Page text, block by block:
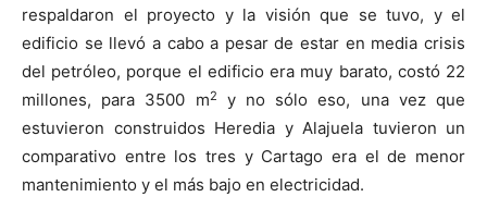
respaldaron el proyecto y la visión que se tuvo, y el
edificio se llevó a cabo a pesar de estar en media crisis
del petróleo, porque el edificio era muy barato, costó 22
millones, para 3500 m2
y no sólo eso, una vez que
estuvieron construidos Heredia y Alajuela tuvieron un
comparativo entre los tres y Cartago era el de menor
mantenimiento y el más bajo en electricidad.